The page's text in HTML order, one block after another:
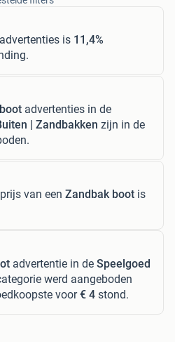
advertenties is 11,4%
advertenties in de
| Zandbakken zijn in de
van een Zandbak boot is
advertentie in de Speelgoed
werd aangeboden
voor€ 4 stond.